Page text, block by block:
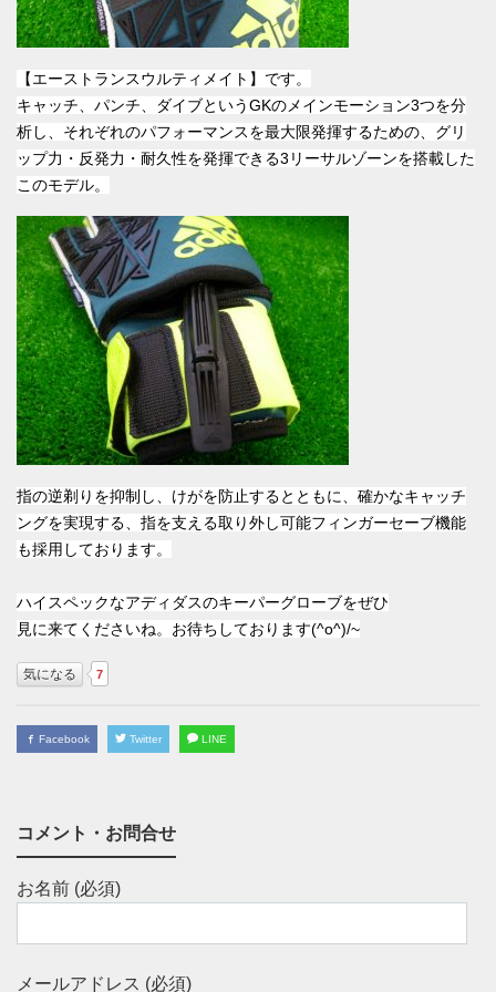
【エーストランスウルティメイト】です。
キャッチ、パンチ、ダイブというGKのメインモーション3つを分
析し、 それぞれのパフォーマンスを最大限発揮するための、 グリ
ップ力・反発力・耐久性を発揮できる3リーサルゾーンを搭載した
このモデル。
指の逆剃りを抑制し、けがを防止するとともに、 確かなキャッチ
ングを実現する、 指を支える取り外し可能フィンガーセーブ機能
も採用しております。
ハイスペックなアディダスのキーパーグローブをぜひ
見に来てくださいね。お待ちしております(^o^)/~
気になる 7
Facebook Twitter LINE
コメント・お問合せ
お名前 (必須)
メールアドレス (必須)